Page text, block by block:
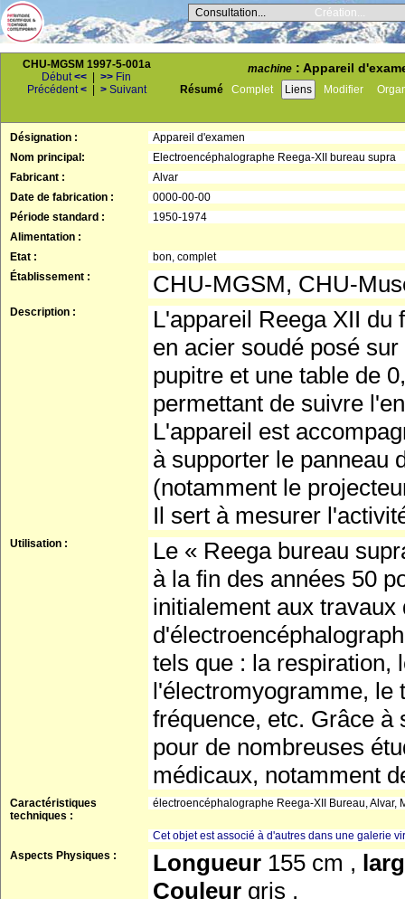
Consultation... Création...
CHU-MGSM 1997-5-001a
Début<< >> Fin
Précédent< > Suivant
machine : Appareil
Résumé Complet Liens Modifier
Désignation :
Appareil d'examen
Nom principal:
Electroencéphalographe Reega-XII bureau supra
Fabricant :
Alvar
Date de fabrication :
0000-00-00
Période standard :
1950-1974
Alimentation :
Etat :
bon, complet
Établissement :
CHU-MGSM, CHU-
Description :
L'appareil Reega XII du
en acier soudé posé
pupitre et une table de
permettant de suivre
L'appareil est
à supporter le panneau
(notamment le
Il sert à mesurer
Utilisation :
Le « Reega bureau
à la fin des années 50
initialement aux
tels que : la respiration,
l'électromyogramme, le
fréquence, etc. Grâce à
pour de nombreuses
médicaux, notamment
Caractéristiques
techniques :
électroencéphalographe Reega-XII Bureau, Alvar,
Cet objet est associé à d'autres dans une galerie
Aspects Physiques :
Longueur 155 cm ,
Couleur gris ,